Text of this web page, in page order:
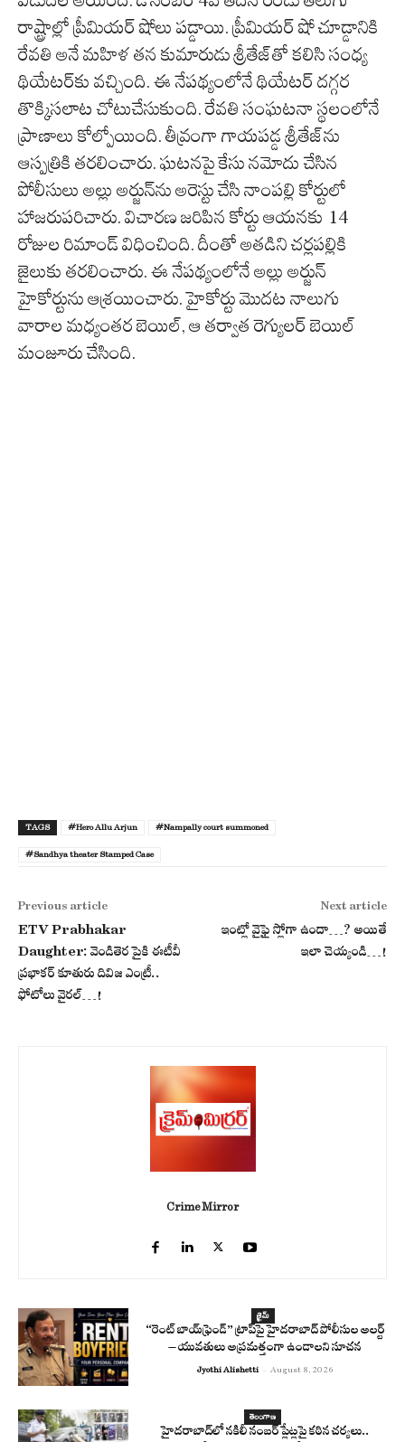
రాష్ట్రాల్లో ప్రీమియర్ షోలు పడ్డాయి. ప్రీమియర్ షో చూడ్డానికి
రేవతి అనే మహిళ తన కుమారుడు శ్రీతేజ్‌తో కలిసి సంధ్య
థియేటర్‌కు వచ్చింది. ఈ నేపథ్యంలోనే థియేటర్ దగ్గర
తొక్కిసలాట చోటుచేసుకుంది. రేవతి సంఘటనా స్థలంలోనే
ప్రాణాలు కోల్పోయింది. తీవ్రంగా గాయపడ్డ శ్రీతేజ్‌ను
ఆస్పత్రికి తరలించారు. ఘటనపై కేసు నమోదు చేసిన
పోలీసులు అల్లు అర్జున్‌ను అరెస్టు చేసి నాంపల్లి కోర్టులో
హాజరుపరిచారు. విచారణ జరిపిన కోర్టు ఆయనకు 14
రోజుల రిమాండ్ విధించింది. దీంతో అతడిని చర్లపల్లికి
జైలుకు తరలించారు. ఈ నేపథ్యంలోనే అల్లు అర్జున్
హైకోర్టును ఆశ్రయించారు. హైకోర్టు మొదట నాలుగు
వారాల మధ్యంతర బెయిల్, ఆ తర్వాత రెగ్యులర్ బెయిల్
మంజూరు చేసింది.
TAGS #Hero Allu Arjun #Nampally court summoned
#Sandhya theater Stamped Case
Previous article
ETV Prabhakar
Daughter: వెండితెర పైకి ఈటీవీ
ప్రభాకర్ కూతురు దివిజ ఎంట్రీ..
ఫోటోలు వైరల్…!
Next article
ఇంట్లో వైఫై స్లోగా ఉందా…? అయితే
ఇలా చెయ్యండి…!
Crime Mirror
క్రైమ్
“రెంట్ బాయ్‌ఫ్రెండ్” ట్రాప్‌పై హైదరాబాద్ పోలీసుల అలర్ట్
– యువతులు అప్రమత్తంగా ఉండాలని సూచన
Jyothi Alishetti - August 8, 2026
తెలంగాణ
హైదరాబాద్‌లో నకిలీ నంబర్ ప్లేట్లపై కఠిన చర్యలు..